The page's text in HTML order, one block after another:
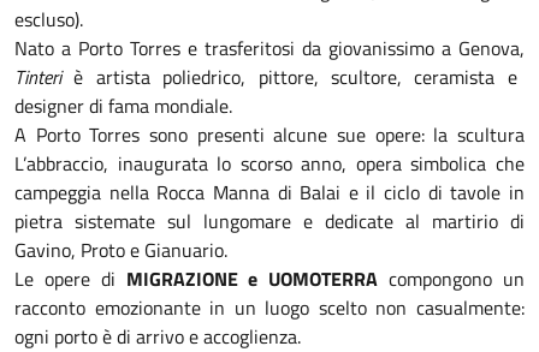
escluso).
Nato a Porto Torres e trasferitosi da giovanissimo a Genova,
Tinteriè artista poliedrico, pittore, scultore, ceramista e
designer di fama mondiale.
A Porto Torres sono presenti alcune sue opere: la scultura
L’abbraccio, inaugurata lo scorso anno, opera simbolica che
campeggia nella Rocca Manna di Balai e il ciclo di tavole in
pietra sistemate sul lungomare e dedicate al martirio di
Gavino, Proto e Gianuario.
Le opere di MIGRAZIONE e UOMOTERRA compongono un
racconto emozionante in un luogo scelto non casualmente:
ogni porto è di arrivo e accoglienza.